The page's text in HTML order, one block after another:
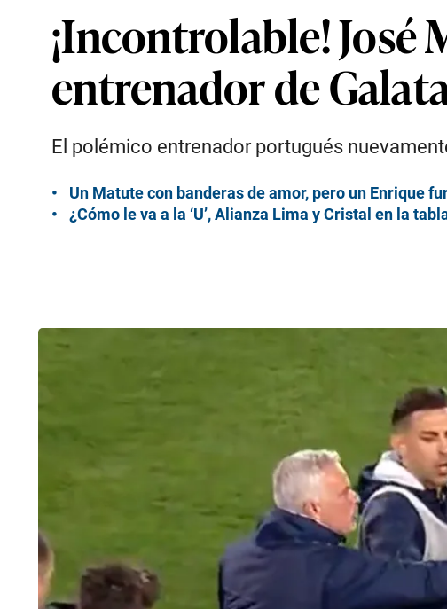
¡Incontrolable!
entrenador de
El polémico entrenador portugués
Un Matute con banderas de amor, pero un Enrique
¿Cómo le va a la ‘U’, Alianza Lima y Cristal en la